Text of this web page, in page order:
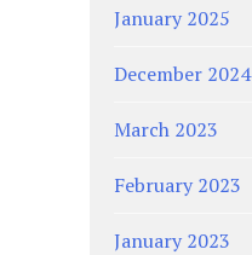
January 2025
December 2024
March 2023
February 2023
January 2023